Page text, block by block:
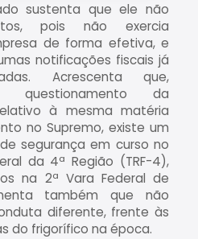
sustenta que ele não
pois não exercia
de forma efetiva, e
notificações fiscais já
Acrescenta que,
questionamento da
à mesma matéria
no Supremo, existe um
segurança em curso no
da 4ª Região (TRF-4),
na 2ª Vara Federal de
também que não
diferente, frente às
do frigorífico na época.